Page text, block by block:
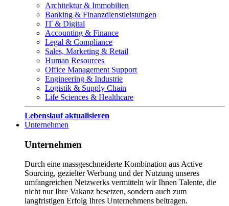
Architektur & Immobilien
Banking & Finanzdienstleistungen
IT & Digital
Accounting & Finance
Legal & Compliance
Sales, Marketing & Retail
Human Resources
Office Management Support
Engineering & Industrie
Logistik & Supply Chain
Life Sciences & Healthcare
Lebenslauf aktualisieren
Unternehmen
Unternehmen
Durch eine massgeschneiderte Kombination aus Active
Sourcing, gezielter Werbung und der Nutzung unseres
umfangreichen Netzwerks vermitteln wir Ihnen Talente, die
nicht nur Ihre Vakanz besetzen, sondern auch zum
langfristigen Erfolg Ihres Unternehmens beitragen.